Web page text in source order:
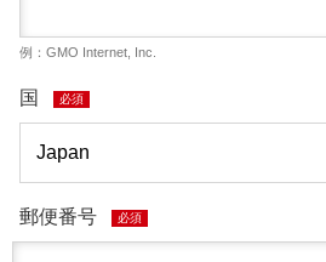
例：GMO Internet, Inc.
国 必須
郵便番号 必須